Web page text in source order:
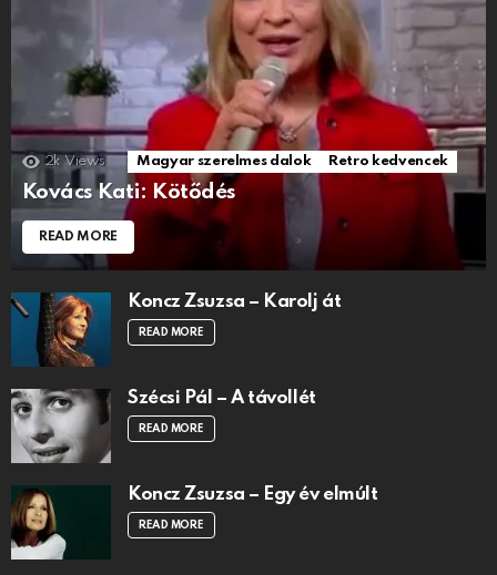
2k Views Magyar szerelmes dalok Retro kedvencek
Kovács Kati: Kötődés
READ MORE
Koncz Zsuzsa – Karolj át
READ MORE
Szécsi Pál – A távollét
READ MORE
Koncz Zsuzsa – Egy év elmúlt
READ MORE